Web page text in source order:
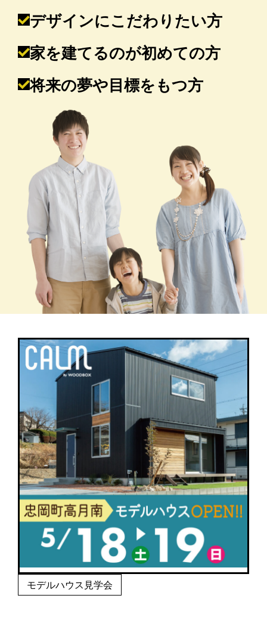
デザインにこだわりたい方
家を建てるのが初めての方
将来の夢や目標をもつ方
モデルハウス見学会